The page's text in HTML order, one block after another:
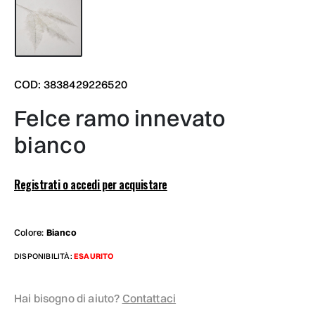
COD: 3838429226520
felce ramo innevato
bianco
Registrati o accedi per acquistare
Colore: Bianco
DISPONIBILITÀ: ESAURITO
Hai bisogno di aiuto? Contattaci